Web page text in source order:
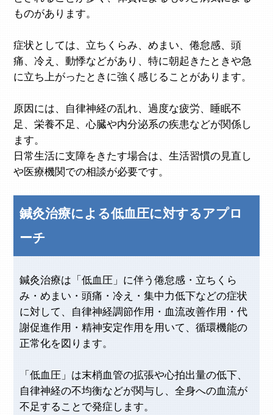
ものがあります。
症状としては、立ちくらみ、めまい、倦怠感、頭
痛、冷え、動悸などがあり、特に朝起きたときや急
に立ち上がったときに強く感じることがあります。
原因には、自律神経の乱れ、過度な疲労、睡眠不
足、栄養不足、心臓や内分泌系の疾患などが関係し
ます。
日常生活に支障をきたす場合は、生活習慣の見直し
や医療機関での相談が必要です。
鍼灸治療による低血圧に対するアプロ
ーチ
鍼灸治療は「低血圧」に伴う倦怠感・立ちくら
み・めまい・頭痛・冷え・集中力低下などの症状
に対して、自律神経調節作用・血流改善作用・代
謝促進作用・精神安定作用を用いて、循環機能の
正常化を図ります。
「低血圧」は末梢血管の拡張や心拍出量の低下、
自律神経の不均衡などが関与し、全身への血流が
不足することで発症します。